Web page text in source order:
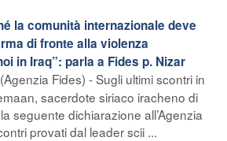
la comunità internazionale deve
di fronte alla violenza
in Iraq”: parla a Fides p. Nizar
Fides) - Sugli ultimi scontri in
sacerdote siriaco iracheno di
seguente dichiarazione all’Agenzia
provati dal leader scii ...